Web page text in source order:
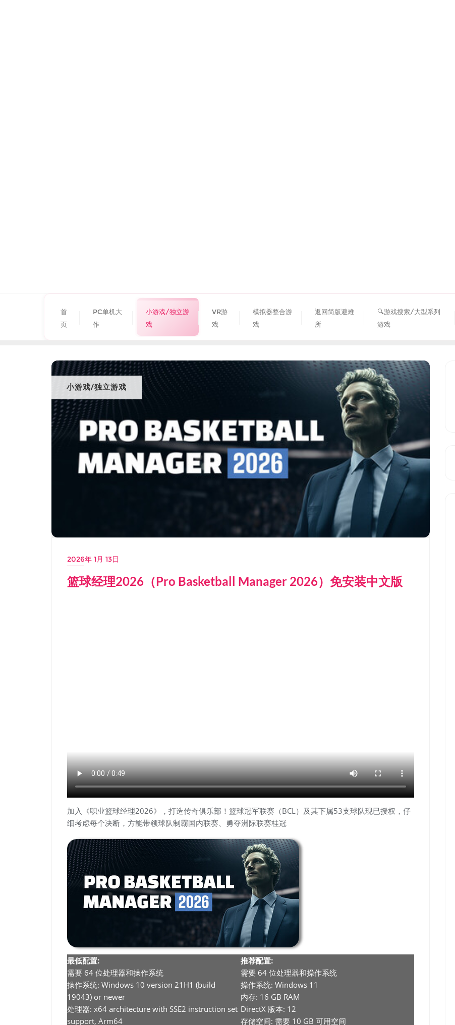
首
页
PC单机大
作
小游戏/独立游
戏
VR游
戏
模拟器整合游
戏
返回简版避难
所
🔍游戏搜索/大型系列
游戏
小游戏/独立游戏
2026年 1月 13日
篮球经理2026（Pro Basketball Manager 2026）免安装中文版
加入《职业篮球经理2026》，打造传奇俱乐部！篮球冠军联赛（BCL）及其下属53支球队现已授权，仔
细考虑每个决断，方能带领球队制霸国内联赛、勇夺洲际联赛桂冠
最低配置:
需要 64 位处理器和操作系统
操作系统: Windows 10 version 21H1 (build
19043) or newer
处理器: x64 architecture with SSE2 instruction set
support, Arm64
推荐配置:
需要 64 位处理器和操作系统
操作系统: Windows 11
内存: 16 GB RAM
DirectX 版本: 12
存储空间: 需要 10 GB 可用空间